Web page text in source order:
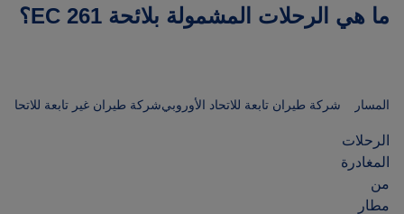
ما هي الرحلات المشمولة بلائحة EC 261؟
المسار شركة طيران تابعة للاتحاد الأوروبيشركة طيران غير تابعة للاتحاد
الرحلات
المغادرة
من
مطار